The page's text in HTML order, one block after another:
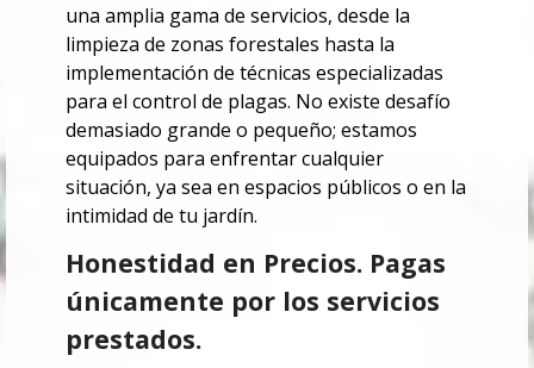
una amplia gama de servicios, desde la
limpieza de zonas forestales hasta la
implementación de técnicas especializadas
para el control de plagas. No existe desafío
demasiado grande o pequeño; estamos
equipados para enfrentar cualquier
situación, ya sea en espacios públicos o en la
intimidad de tu jardín.
Honestidad en Precios. Pagas
únicamente por los servicios
prestados.